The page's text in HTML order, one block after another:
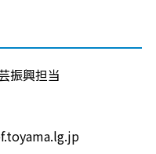
振興担当